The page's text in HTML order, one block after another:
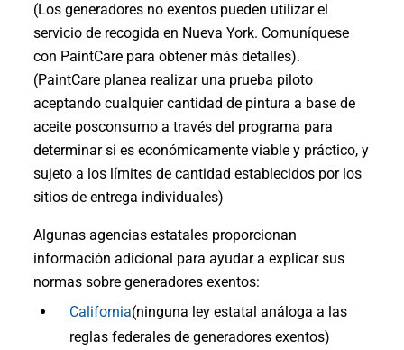
(Los generadores no exentos pueden utilizar el
servicio de recogida en Nueva York. Comuníquese
con PaintCare para obtener más detalles).
(PaintCare planea realizar una prueba piloto
aceptando cualquier cantidad de pintura a base de
aceite posconsumo a través del programa para
determinar si es económicamente viable y práctico, y
sujeto a los límites de cantidad establecidos por los
sitios de entrega individuales)
Algunas agencias estatales proporcionan
información adicional para ayudar a explicar sus
normas sobre generadores exentos:
California(ninguna ley estatal análoga a las
reglas federales de generadores exentos)